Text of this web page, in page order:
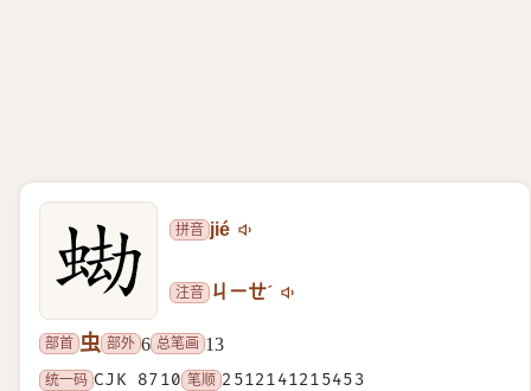
拼音 jié
注音 ㄐㄧㄝˊ
部首 虫 部外 6 总笔画 13
统一码 CJK 8710 笔顺 2512141215453